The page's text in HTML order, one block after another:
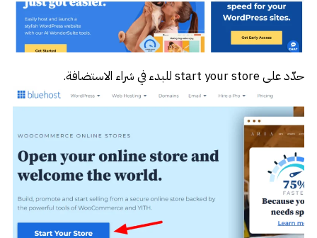
حدّد على start your store للبدء في شراء الاستضافة.